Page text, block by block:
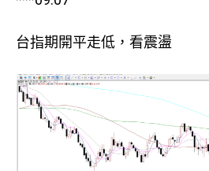
台指期開平走低，看震盪